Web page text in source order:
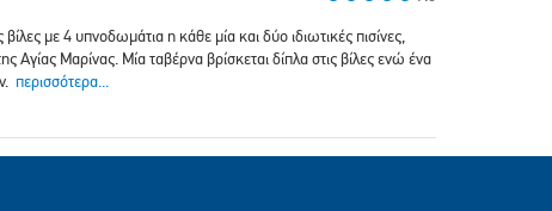
με 4 υπνοδωμάτια η κάθε μία και δύο ιδιωτικές πισίνες,
Αγίας Μαρίνας. Μία ταβέρνα βρίσκεται δίπλα στις βίλες ενώ ένα
περισσότερα...